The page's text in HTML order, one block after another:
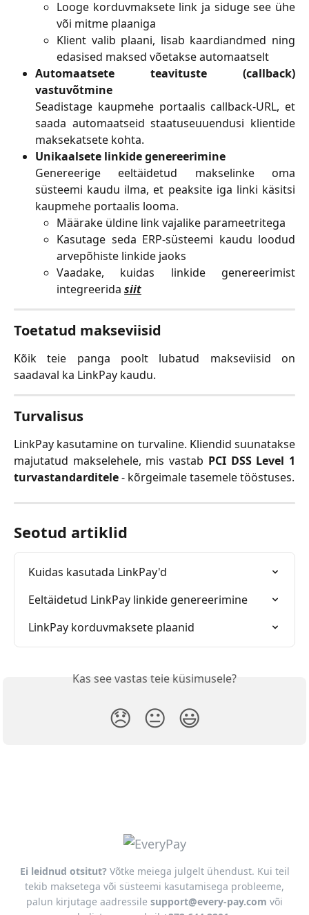
Looge korduvmaksete link ja siduge see ühe
või mitme plaaniga
Klient valib plaani, lisab kaardiandmed ning
edasised maksed võetakse automaatselt
Automaatsete teavituste (callback)
vastuvõtmine
Seadistage kaupmehe portaalis callback-URL, et
saada automaatseid staatuseuuendusi klientide
maksekatsete kohta.
Unikaalsete linkide genereerimine
Genereerige eeltäidetud makselinke oma
süsteemi kaudu ilma, et peaksite iga linki käsitsi
kaupmehe portaalis looma.
Määrake üldine link vajalike parameetritega
Kasutage seda ERP-süsteemi kaudu loodud
arvepõhiste linkide jaoks
Vaadake, kuidas linkide genereerimist
integreerida siit
Toetatud makseviisid
Kõik teie panga poolt lubatud makseviisid on
saadaval ka LinkPay kaudu.
Turvalisus
LinkPay kasutamine on turvaline. Kliendid suunatakse
majutatud makselehele, mis vastab PCI DSS Level 1
turvastandarditele- kõrgeimale tasemele tööstuses.
Seotud artiklid
Kuidas kasutada LinkPay'd
Eeltäidetud LinkPay linkide genereerimine
LinkPay korduvmaksete plaanid
Kas see vastas teie küsimusele?
😞 😐 😃
Ei leidnud otsitut?Võtke meiega julgelt ühendust. Kui teil
tekib maksetega või süsteemi kasutamisega probleeme,
palun kirjutage aadressile support@every-pay.com või